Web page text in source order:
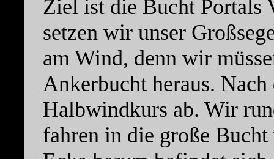
Ziel ist die Bucht Portals
setzen wir unser
am Wind, denn wir
Ankerbucht heraus.
Halbwindkurs ab. Wir
fahren in die große